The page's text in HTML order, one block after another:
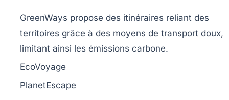
GreenWays propose des itinéraires reliant des
territoires grâce à des moyens de transport doux,
limitant ainsi les émissions carbone.
EcoVoyage
PlanetEscape